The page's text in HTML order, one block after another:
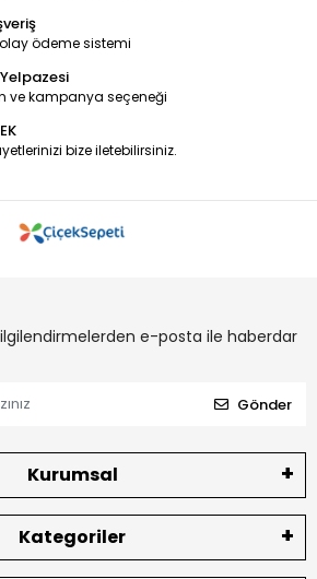
ödeme sistemi
ve kampanya seçeneği
bize iletebilirsiniz.
e-posta ile haberdar
Gönder
Kurumsal
Kategoriler